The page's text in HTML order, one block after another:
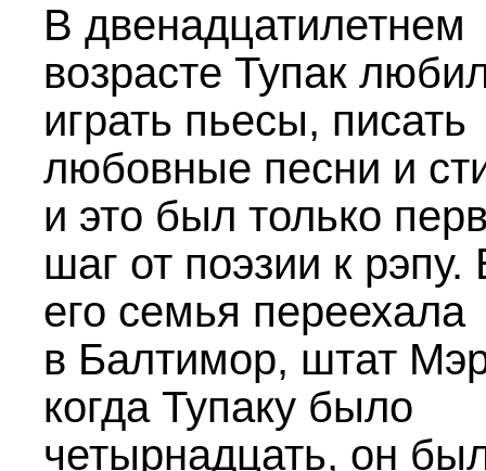
В двенадцатилетнем
возрасте Тупак
играть пьесы, писать
любовные песни и
и это был только
шаг от поэзии к рэпу.
его семья переехала
в Балтимор, штат
когда Тупаку было
четырнадцать, он